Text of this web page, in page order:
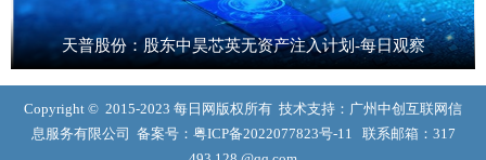
天普股份：股东中昊芯英无资产注入计划-每日观察
Copyright © 2015-2023 每日网版权所有 技术支持：广州中创互联网信
息服务有限公司 备案号： 粤ICP备2022077823号-11
联系邮箱：317